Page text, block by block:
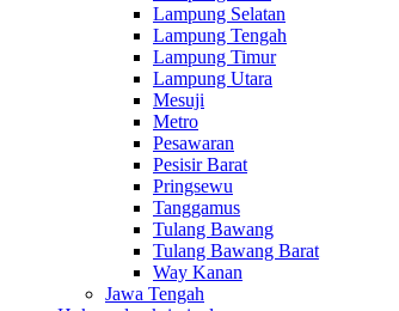
Lampung Selatan
Lampung Tengah
Lampung Timur
Lampung Utara
Mesuji
Metro
Pesawaran
Pesisir Barat
Pringsewu
Tanggamus
Tulang Bawang
Tulang Bawang Barat
Way Kanan
Jawa Tengah